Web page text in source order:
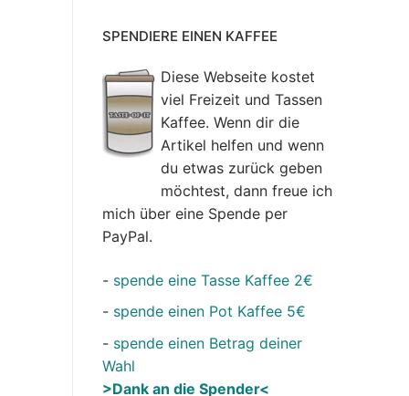
SPENDIERE EINEN KAFFEE
Diese Webseite kostet
viel Freizeit und Tassen
Kaffee. Wenn dir die
Artikel helfen und wenn
du etwas zurück geben
möchtest, dann freue ich
mich über eine Spende per
PayPal.
- spende eine Tasse Kaffee 2€
- spende einen Pot Kaffee 5€
- spende einen Betrag deiner
Wahl
>Dank an die Spender<